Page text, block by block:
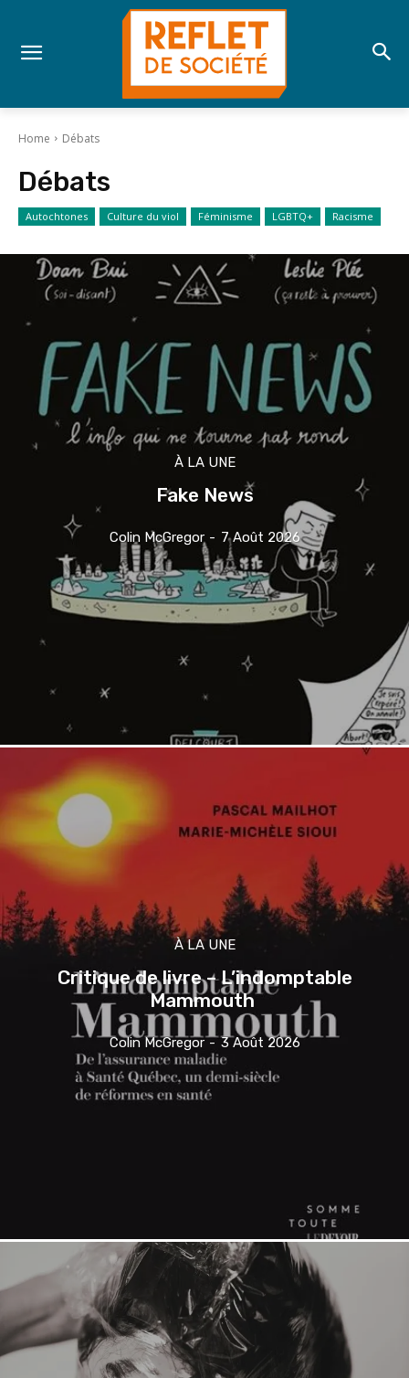
Home Débats
Débats
Autochtones Culture du viol Féminisme LGBTQ+ Racisme
À LA UNE
Fake News
Colin McGregor - 7 Août 2026
À LA UNE
Critique de livre – L’indomptable
Mammouth
Colin McGregor - 3 Août 2026